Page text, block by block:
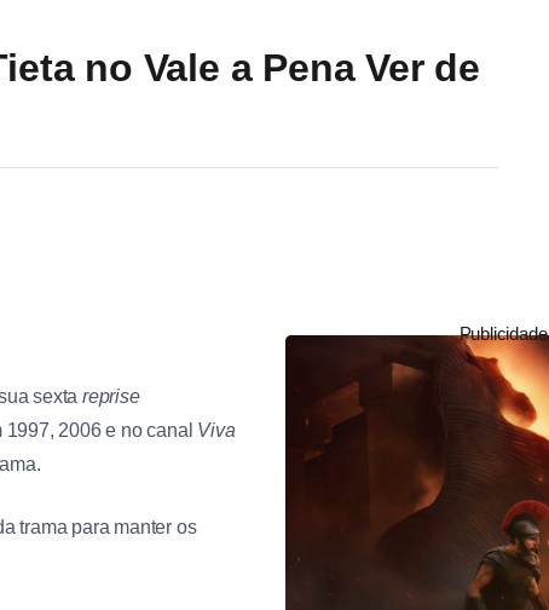
no Vale a Pena Ver de
sextareprise
2006 e no canal Viva
trama para manter os
Publicidade